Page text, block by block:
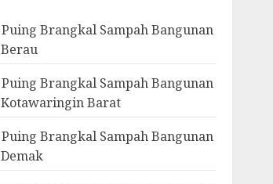
Puing Brangkal Sampah Bangunan
Puing Brangkal Sampah Bangunan
Barat
Puing Brangkal Sampah Bangunan